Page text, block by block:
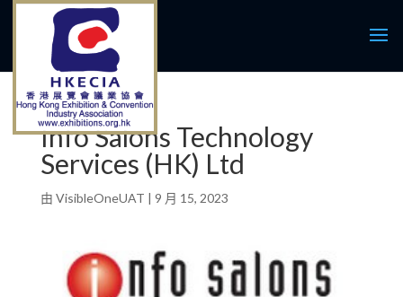
Info Salons Technology
Services (HK) Ltd
由 VisibleOneUAT | 9 月 15, 2023